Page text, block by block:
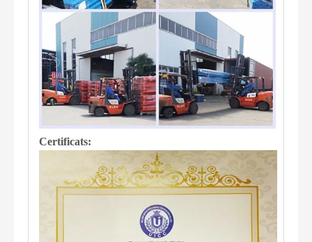
Certificats: